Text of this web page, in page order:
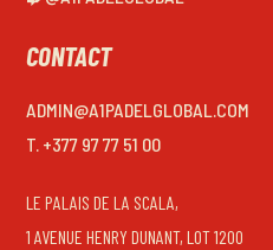
CONTACT
ADMIN@A1PADELGLOBAL.COM
T. +377 97 77 51 00
LE PALAIS DE LA SCALA,
1 AVENUE HENRY DUNANT, LOT 1200